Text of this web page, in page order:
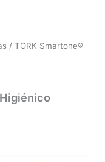
/ TORK Smartone®